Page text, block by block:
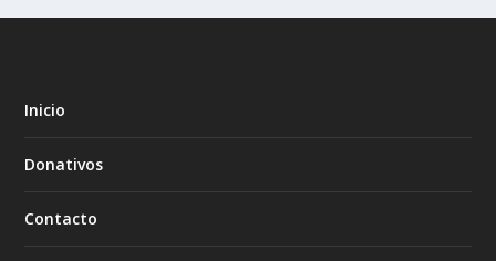
Inicio
Donativos
Contacto